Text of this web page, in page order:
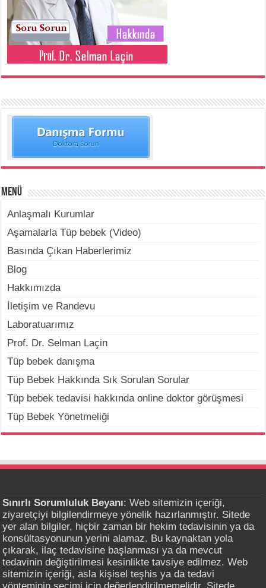
Menü
Anlaşmalı Kurumlar
Aşamalarla Tüp bebek (Video)
Basında Çıkan Haberlerimiz
Blog
Hakkımızda
İletişim ve Randevu
Laboratuarımız
Prof. Dr. Selman Laçin
Tüp bebek danışma
Tüp Bebek Hakkında Sık Sorulan Sorular
Tüp bebek tedavisi hakkında online doktor görüşmesi
Tüp Bebek Yönetmeliği
Sınırlı Sorumluluk Beyanı: Web sitemizin içeriği,
ziyaretçiyi bilgilendirmeye yönelik hazırlanmıştır. Sitede
yer alan bilgiler, hiçbir zaman bir hekim tedavisinin ya da
konsültasyonunun yerini alamaz. Bu kaynaktan yola
çıkarak, ilaç tedavisine başlanması ya da mevcut
tedavinin değiştirilmesi kesinlikte tavsiye edilmez. Web
sitemizin içeriği, asla kişisel teşhis ya da tedavi